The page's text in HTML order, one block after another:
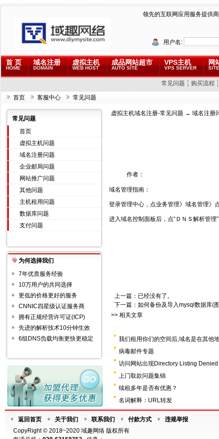
领先的互联网应用服务提供商
用户名:
首 页
HOME
域名注册
DOMAIN
虚拟主机
WEB HOST
成品网站超市
AUTO SITE
VPS主机
VPS SERVER
网
常见问题 购买流程
首页 客服中心 常见问题
常见问题
首页
虚拟主机问题
域名注册问题
企业邮局问题
网站推广问题
其他问题
主机租用问题
数据库问题
支付问题
为何选择我们
7年优质服务经验
10万用户的共同选择
更低的价格更好的服务
CNNIC四星级认证服务商
拥有正规经营许可证(ICP)
先进的解析技术10分钟生效
6组DNS负载均衡更快更稳定
虚拟主机域名注册-常见问题 → 域名注册
作者：
域名管理指南：
登录管理中心，点业务管理》域名管理
进入域名控制面板后，点“ＤＮＳ解析管
上一篇：已经没有了。
下一篇： 如何备份及导入mysql数据库(
>> 相关文章
我们租用你们的空间后,域名是在其他
病毒邮件专题
访问网站出现Directory Listing
上门取款问题集锦
续租多年是否有优惠？
名词解释：URL转发
返回首页 关于我们 联系我们 付款方式
违规举报
CopyRight © 2018~2020 域趣网络 版权所有